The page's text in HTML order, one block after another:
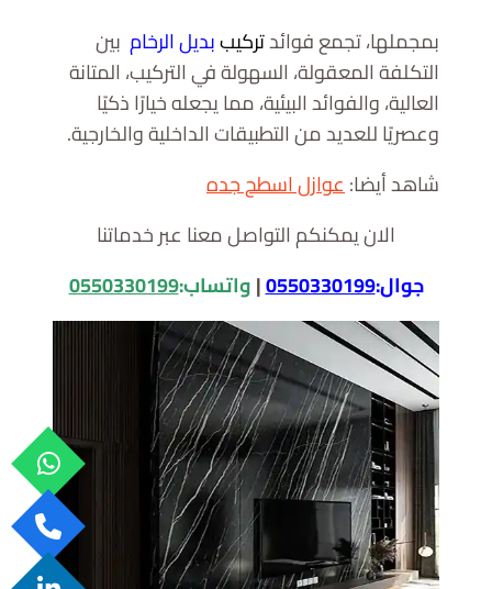
بمجملها، تجمع فوائدتركيببديل الرخام بين
التكلفة المعقولة، السهولة في التركيب، المتانة
العالية، والفوائد البيئية، مما يجعله خيارًا ذكيًا
وعصريًا للعديد من التطبيقات الداخلية والخارجية.
شاهد أيضا:عوازل اسطح جده
الان يمكنكم التواصل معنا عبر خدماتنا
جوال:0550330199
|واتساب:0550330199